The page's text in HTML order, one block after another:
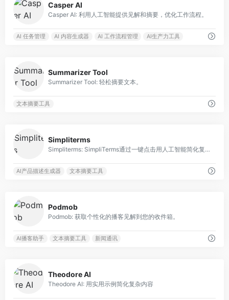
Casper AI
Casper AI: 利用人工智能提供见解和摘要，优化工作流程。
AI 任务管理 AI 内容生成器 AI 工作流程管理 AI生产力工具
Summarizer Tool
Summarizer Tool: 轻松摘要文本。
文本摘要工具
Simpliterms
Simpliterms: SimpliTerms通过一键点击用人工智能简化复杂的术语和隐私政策。
AI产品描述生成器 文本摘要工具
Podmob
Podmob: 获取个性化的播客见解到您的收件箱。
AI播客助手 文本摘要工具 新闻通讯
Theodore AI
Theodore AI: 用实用示例简化复杂内容